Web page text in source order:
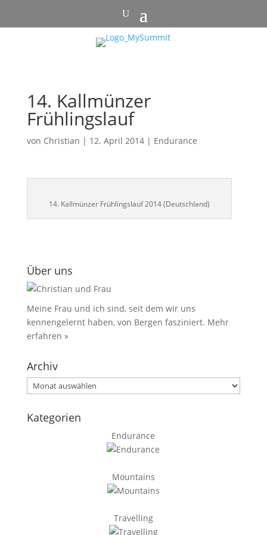
14. Kallmünzer
Frühlingslauf
von Christian | 12. April 2014| Endurance
14. Kallmünzer Frühlingslauf 2014 (Deutschland)
Über uns
Meine Frau und ich sind, seit dem wir uns
kennengelernt haben, von Bergen fasziniert. Mehr
erfahren »
Archiv
Archiv
Kategorien
Endurance
Mountains
Travelling